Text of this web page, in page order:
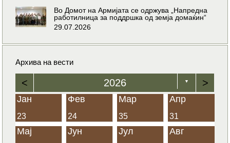
Во Домот на Армијата се одржува „Напредна
работилница за поддршка од земја домаќин“
29.07.2026
Архива на вести
< 2026 ▼ >
Јан
23
Фев
24
Мар
35
Апр
31
Мај Јун Јул Авг